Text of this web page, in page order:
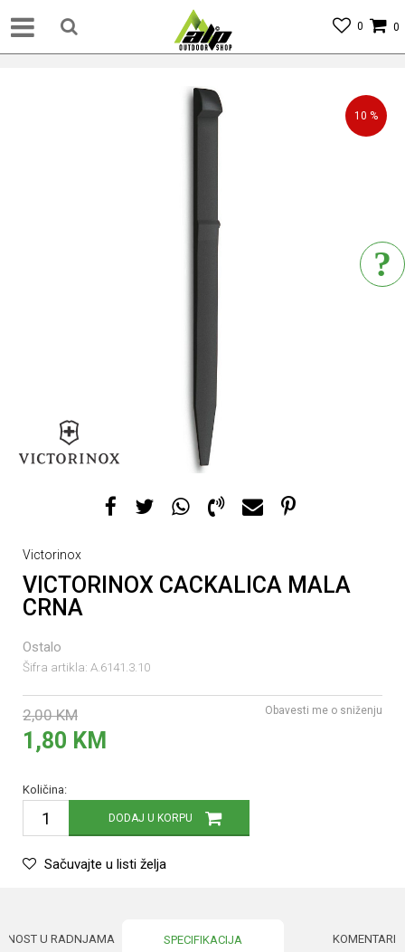
0
0
10 %
Victorinox
VICTORINOX CACKALICA MALA
CRNA
Ostalo
Šifra artikla: A.6141.3.10
2,00 KM
1,80 KM
Obavesti me o sniženju
Količina:
DODAJ U KORPU
Sačuvajte u listi želja
U RADNJAMA SPECIFIKACIJA KOMENTARI